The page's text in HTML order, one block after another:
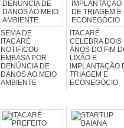
SEMA DE
ITACARÉ
NOTIFICOU
EMBASA POR
DENÚNCIA DE
DANOS AO MEIO
AMBIENTE
ITACARÉ
CELEBRA DOIS
ANOS DO FIM
LIXÃO E
IMPLANTAÇÃO
TRIAGEM E
ECONEGÓCIO